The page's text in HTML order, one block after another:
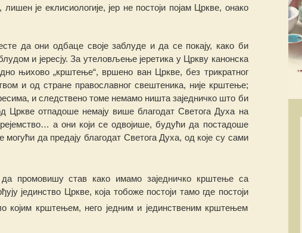
лишен је еклисиологије, јер не постоји појам Цркве, онако
да они одбаце своје заблуде и да се покају, како би
и јересју. За утеловљење јеретика у Цркву канонска
њихово „крштење“, вршено ван Цркве, без трикратног
и од стране православног свештеника, није крштење;
и следствено томе немамо ништа заједничко што би
Цркве отпадоше немају више благодат Светога Духа на
мство… а они који се одвојише, будући да постадоше
могући да предају благодат Светога Духа, од које су сами
да промовишу став како имамо заједничко крштење са
јединство Цркве, која тобоже постоји тамо где постоји
крштењем, него једним и јединственим крштењем